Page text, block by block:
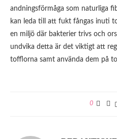
andningsförmåga som naturliga
kan leda till att fukt fångas inuti
en miljö där bakterier trivs och
undvika detta är det viktigt att
tofflorna samt använda dem på
0